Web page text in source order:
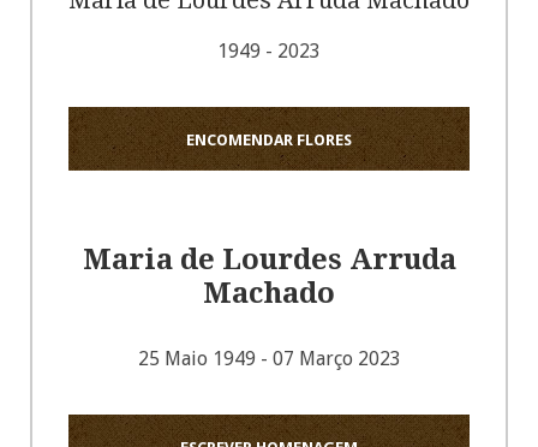
1949 - 2023
ENCOMENDAR FLORES
Maria de Lourdes Arruda
Machado
25 Maio 1949 - 07 Março 2023